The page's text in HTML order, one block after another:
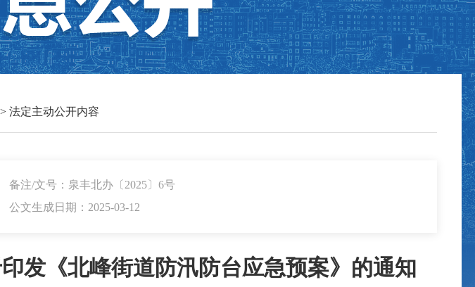
> 法定主动公开内容
备注/文号：泉丰北办〔2025〕6号
公文生成日期：2025-03-12
发《北峰街道防汛防台应急预案》的通知